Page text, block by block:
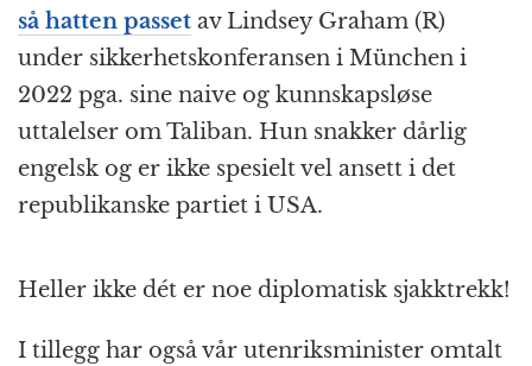
så hatten passet av Lindsey Graham (R)
under sikkerhetskonferansen i München i
2022 pga. sine naive og kunnskapsløse
uttalelser om Taliban. Hun snakker dårlig
engelsk og er ikke spesielt vel ansett i det
republikanske partiet i USA.
Heller ikke dét er noe diplomatisk sjakktrekk!
I tillegg har også vår utenriksminister omtalt